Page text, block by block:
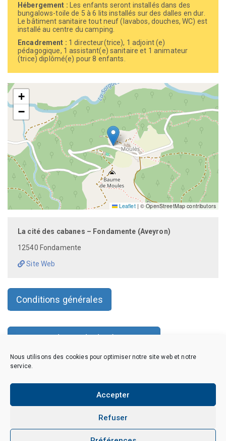
Nous utilisons des cookies pour optimiser notre site web et notre
service.
Accepter
Refuser
Hébergement : Les enfants seront installés dans des
bungalows-toile de 5 à 6 lits installés sur des dalles en dur.
Le bâtiment sanitaire tout neuf (lavabos, douches, WC) est
installé au centre du camping.
Encadrement : 1 directeur(trice), 1 adjoint (e)
pédagogique, 1 assistant(e) sanitaire et 1 animateur
(trice) diplômé(e) pour 8 enfants.
+
−
Leaflet | © OpenStreetMap contributors
La cité des cabanes – Fondamente (Aveyron)
12540 Fondamente
Site Web
Conditions générales
Faire une demande de réservation
Politique de confidentialité
Mentions Légales et Politique des données personnelles
Crédits
Dispositions légales et réglementaires